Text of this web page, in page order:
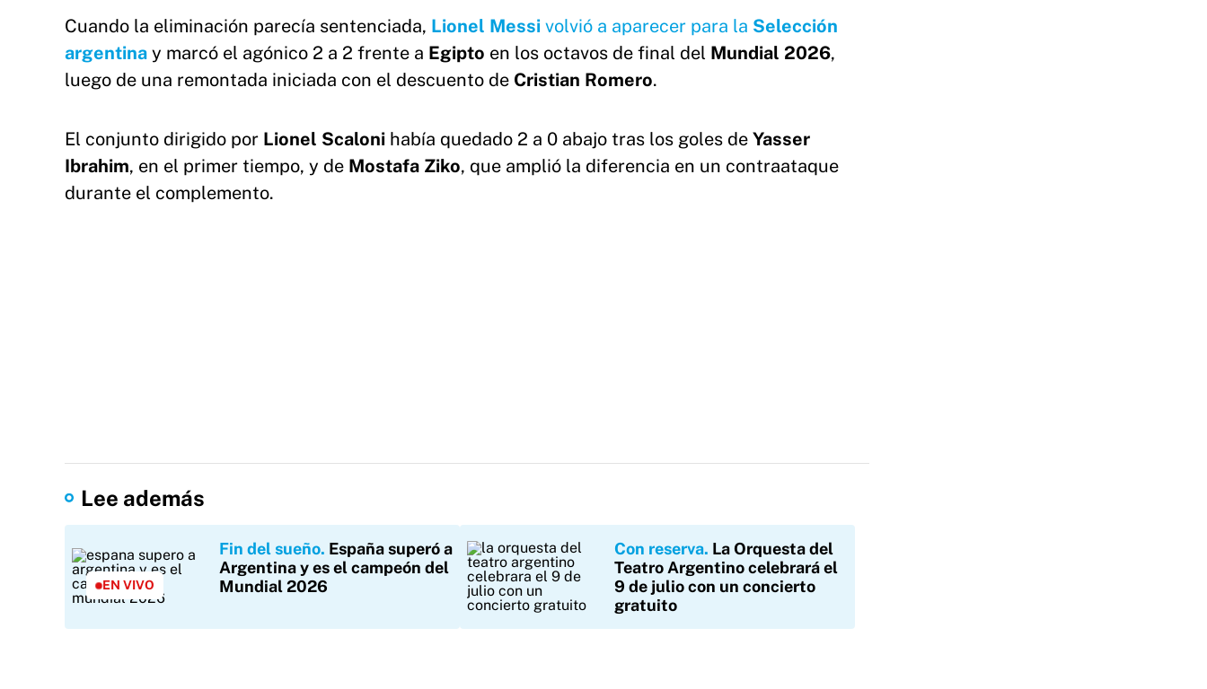
Cuando la eliminación parecía sentenciada, Lionel Messi volvió a aparecer para la Selección
argentina y marcó el agónico 2 a 2 frente a Egipto en los octavos de final del Mundial 2026,
luego de una remontada iniciada con el descuento de Cristian Romero.
El conjunto dirigido por Lionel Scaloni había quedado 2 a 0 abajo tras los goles de Yasser
Ibrahim, en el primer tiempo, y de Mostafa Ziko, que amplió la diferencia en un contraataque
durante el complemento.
Lee además
EN VIVO
Fin del sueño España superó a
Argentina y es el campeón del
Mundial 2026
Con reserva La Orquesta del
Teatro Argentino celebrará el
9 de julio con un concierto
gratuito